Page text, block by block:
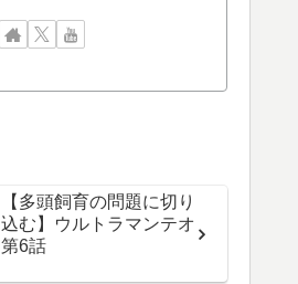
【多頭飼育の問題に切り
込む】ウルトラマンテオ
第6話